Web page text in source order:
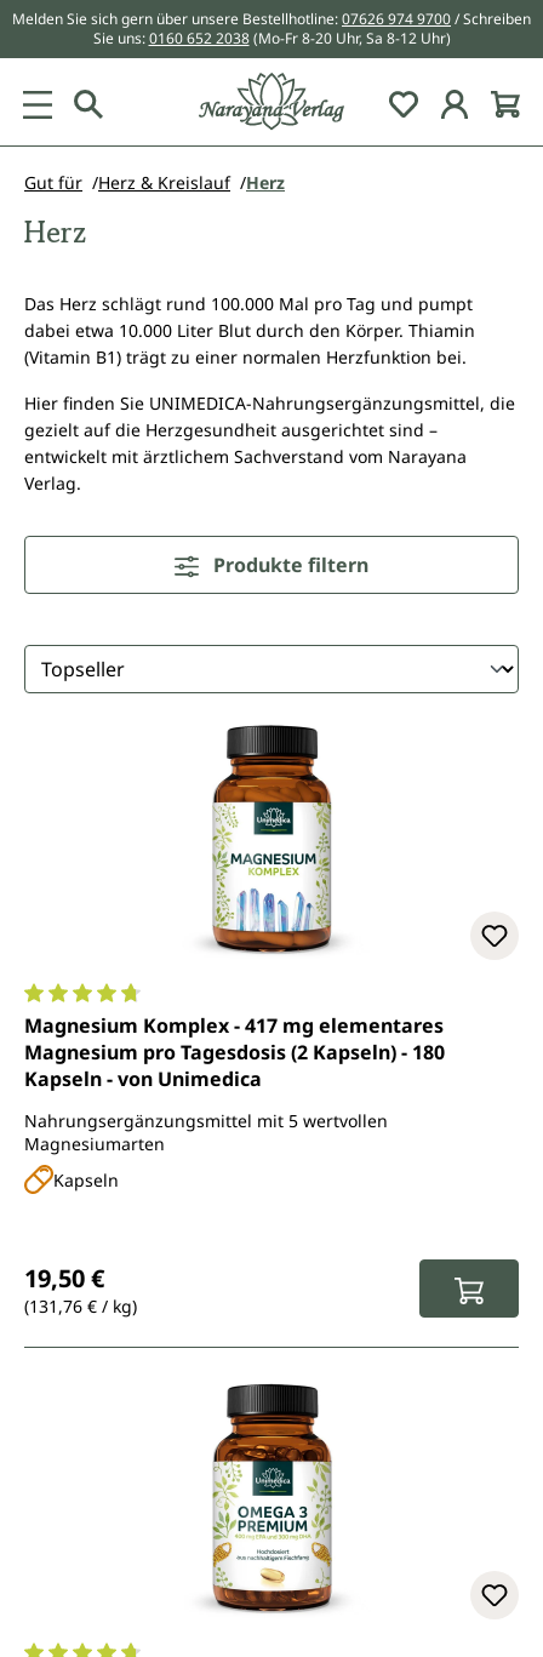
springen
Melden Sie sich gern über unsere Bestellhotline:07626 974 9700/ Schreiben
Sie uns:0160 652 2038 (Mo-Fr 8-20 Uhr, Sa 8-12 Uhr)
Du hast 0
Gut für Herz & Kreislauf Herz
Herz
Das Herz schlägt rund 100.000 Mal pro Tag und pumpt
dabei etwa 10.000 Liter Blut durch den Körper. Thiamin
(Vitamin B1) trägt zu einer normalen Herzfunktion bei.
Hier finden Sie UNIMEDICA-Nahrungsergänzungsmittel, die
gezielt auf die Herzgesundheit ausgerichtet sind –
entwickelt mit ärztlichem Sachverstand vom Narayana
Verlag.
Produkte filtern
Durchschnittliche Bewertung von 4.7 von 5 Sternen
Magnesium Komplex - 417 mg elementares
Magnesium pro Tagesdosis (2 Kapseln) - 180
Kapseln - von Unimedica
Nahrungsergänzungsmittel mit 5 wertvollen
Magnesiumarten
Kapseln
19,50 €
(131,76 € / kg)